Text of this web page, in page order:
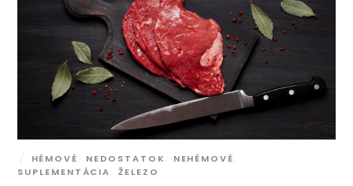
HÉMOVÉ NEDOSTATOK NEHÉMOVÉ
SUPLEMENTÁCIA
ŽELEZO